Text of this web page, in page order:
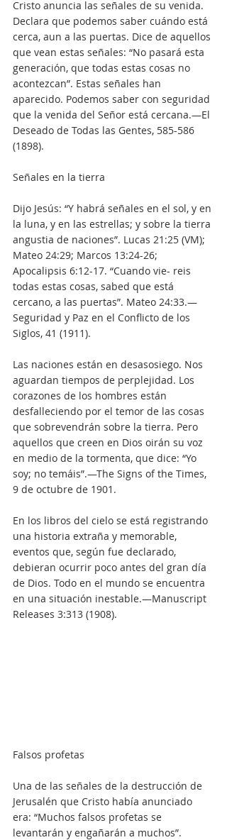
Cristo anuncia las señales de su venida.
Declara que podemos saber cuándo está
cerca, aun a las puertas. Dice de aquellos
que vean estas señales: “No pasará esta
generación, que todas estas cosas no
acontezcan”. Estas señales han
aparecido. Podemos saber con seguridad
que la venida del Señor está cercana.—El
Deseado de Todas las Gentes, 585-586
(1898).
Señales en la tierra
Dijo Jesús: “Y habrá señales en el sol, y en
la luna, y en las estrellas; y sobre la tierra
angustia de naciones”. Lucas 21:25 (VM);
Mateo 24:29; Marcos 13:24-26;
Apocalipsis 6:12-17. “Cuando vie- reis
todas estas cosas, sabed que está
cercano, a las puertas”. Mateo 24:33.—
Seguridad y Paz en el Conflicto de los
Siglos, 41 (1911).
Las naciones están en desasosiego. Nos
aguardan tiempos de perplejidad. Los
corazones de los hombres están
desfalleciendo por el temor de las cosas
que sobrevendrán sobre la tierra. Pero
aquellos que creen en Dios oirán su voz
en medio de la tormenta, que dice: “Yo
soy; no temáis”.—The Signs of the Times,
9 de octubre de 1901.
En los libros del cielo se está registrando
una historia extraña y memorable,
eventos que, según fue declarado,
debieran ocurrir poco antes del gran día
de Dios. Todo en el mundo se encuentra
en una situación inestable.—Manuscript
Releases 3:313 (1908).
Falsos profetas
Una de las señales de la destrucción de
Jerusalén que Cristo había anunciado
era: “Muchos falsos profetas se
levantarán y engañarán a muchos”.